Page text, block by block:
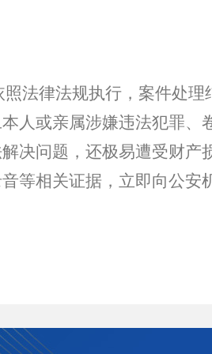
法律法规执行，案件处理
人或亲属涉嫌违法犯罪、
决问题，还极易遭受财产
等相关证据，立即向公安